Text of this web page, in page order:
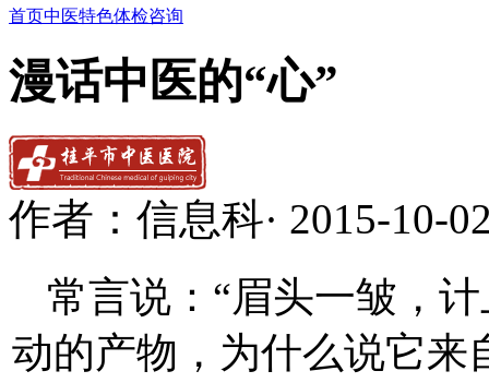
首页中医特色体检咨询
漫话中医的“心”
作者： 信息科· 2015-10-
常言说：“眉头一皱，
动的产物，为什么说它来